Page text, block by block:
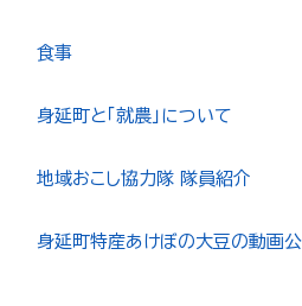
食事
身延町と「就農」について
地域おこし協力隊 隊員紹介
身延町特産あけぼの大豆の動画